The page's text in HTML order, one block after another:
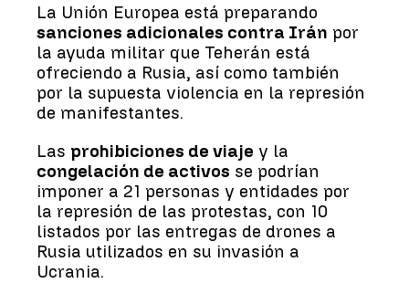
La Unión Europea está preparando
sanciones adicionales contra Irán por
la ayuda militar que Teherán está
ofreciendo a Rusia, así como también
por la supuesta violencia en la represión
de manifestantes.
Las prohibiciones de viaje y la
congelación de activos se podrían
imponer a 21 personas y entidades por
la represión de las protestas, con 10
listados por las entregas de drones a
Rusia utilizados en su invasión a
Ucrania.